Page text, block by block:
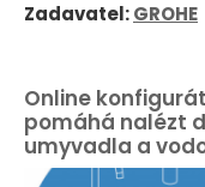
Zadavatel:GROHE
Online
pomáhá nalézt
umyvadla a